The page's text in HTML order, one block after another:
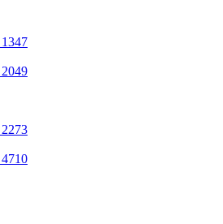
1347
2049
2273
4710